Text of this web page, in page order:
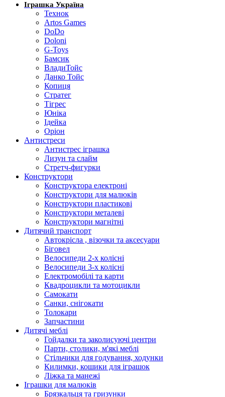
Іграшка Україна
Технок
Artos Games
DoDo
Doloni
G-Toys
Бамсик
ВладиТойс
Данко Тойс
Копиця
Стратег
Тігрес
Юніка
Ідейка
Оріон
Антистреси
Антистрес іграшка
Лизун та слайм
Стретч-фигурки
Конструктори
Конструктора електроні
Конструктори для малюків
Конструктори пластикові
Конструктори металеві
Конструктори магнітні
Дитячий транспорт
Автокрісла , візочки та аксесуари
Біговел
Велосипеди 2-х колісні
Велосипеди 3-х колісні
Електромобілі та карти
Квадроцикли та мотоцикли
Самокати
Санки, снігокати
Толокари
Запчастини
Дитячі меблі
Гойдалки та заколисуючі центри
Парти, столики, м'які меблі
Стільчики для годування, ходунки
Килимки, кошики для іграшок
Ліжка та манежі
Іграшки для малюків
Брязкальця та гризунки